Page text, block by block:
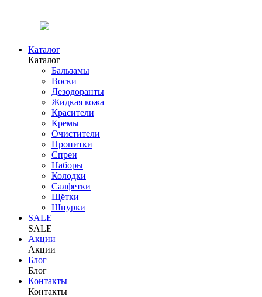
Каталог
Каталог
Бальзамы
Воски
Дезодоранты
Жидкая кожа
Красители
Кремы
Очистители
Пропитки
Спреи
Наборы
Колодки
Салфетки
Щётки
Шнурки
SALE
SALE
Акции
Акции
Блог
Блог
Контакты
Контакты